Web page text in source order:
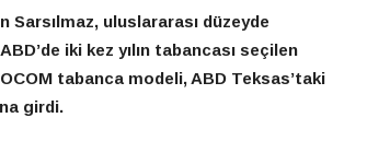
Sarsılmaz, uluslararası düzeyde
’de iki kez yılın tabancası seçilen
tabanca modeli, ABD Teksas’taki
girdi.